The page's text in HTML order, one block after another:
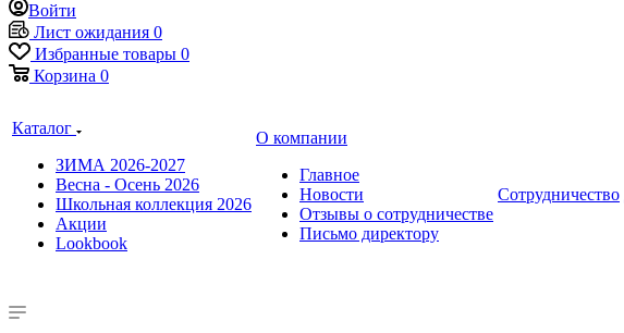
Войти
Лист ожидания 0
Избранные товары 0
Корзина 0
Каталог
ЗИМА 2026-2027
Весна - Осень 2026
Школьная коллекция 2026
Акции
Lookbook
О компании
Главное
Новости
Отзывы о сотрудничестве
Письмо директору
Сотрудничество